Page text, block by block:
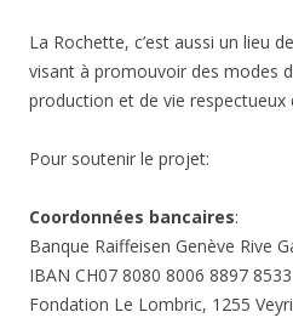
La Rochette, c’est aussi un lieu
visant à promouvoir des modes
production et de vie respectueux
Pour soutenir le projet:
Coordonnées bancaires:
Banque Raiffeisen Genève Rive
IBAN CH07 8080 8006 8897
Fondation Le Lombric, 1255